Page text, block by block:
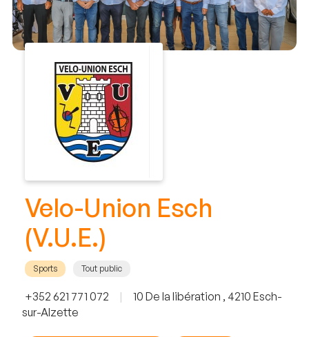
Velo-Union Esch
(V.U.E.)
Sports Tout public
+352 621 771 072 |
10 De la libération , 4210 Esch-
sur-Alzette